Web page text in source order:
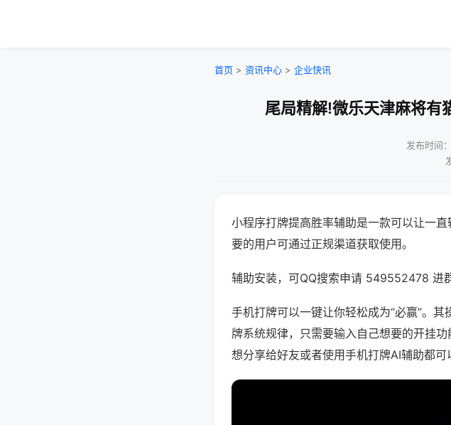
首页 > 资讯中心 > 企业快讯
尾局精解!微乐天津麻将有
发布时间
小程序打牌提高胜率辅助是一款可以让一
要的用户可通过正规渠道获取使用。
辅助安装，可QQ搜索申请 549552478 进
手机打牌可以一键让你轻松成为“必赢”。
牌系统规律，只需要输入自己想要的开挂
想分享给好友或者使用手机打牌AI辅助都可